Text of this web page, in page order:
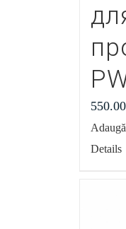
550.00
Details